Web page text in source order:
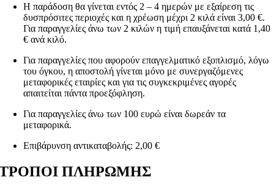
Η παράδοση θα γίνεται εντός 2 – 4 ημερών με εξαίρεση τις
δυσπρόσιτες περιοχές και η χρέωση μέχρι 2 κιλά είναι 3,00 €.
Για παραγγελίες άνω των 2 κιλών η τιμή επαυξάνεται κατά 1,40
€ ανά κιλό.
Για παραγγελίες που αφορούν επαγγελματικό εξοπλισμό, λόγω
του όγκου, η αποστολή γίνεται μόνο με συνεργαζόμενες
μεταφορικές εταιρίες και για τις συγκεκριμένες αγορές
απαιτείται πάντα προεξόφληση.
Για παραγγελίες άνω των 100 ευρώ είναι δωρεάν τα
μεταφορικά.
Επιβάρυνση αντικαταβολής: 2,00 €
ΠΛΗΡΩΜΗΣ